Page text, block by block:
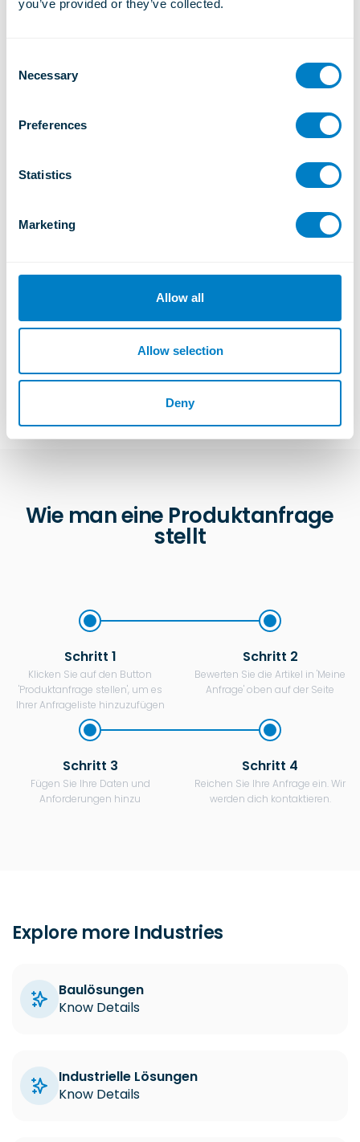
you’ve provided or they’ve collected.
Necessary
Preferences
Statistics
Marketing
Allow all
Allow selection
Deny
Wie man eine Produktanfrage
stellt
Schritt 1
Klicken Sie auf den Button
'Produktanfrage stellen', um es
Ihrer Anfrageliste hinzuzufügen
Schritt 2
Bewerten Sie die Artikel in 'Meine
Anfrage' oben auf der Seite
Schritt 3
Fügen Sie Ihre Daten und
Anforderungen hinzu
Schritt 4
Reichen Sie Ihre Anfrage ein. Wir
werden dich kontaktieren.
Explore more Industries
Baulösungen
Know Details
Industrielle Lösungen
Know Details